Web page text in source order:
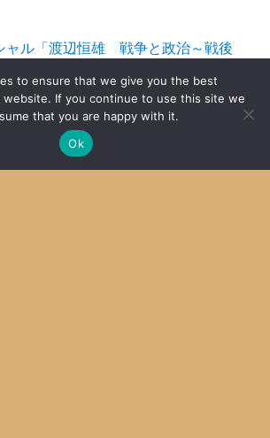
ャル「渡辺恒雄 戦争と政治～戦後
」
ト環境のテスト
to ensure that we give you the best
If you continue to use this site we
that you are happy with it.
Ok